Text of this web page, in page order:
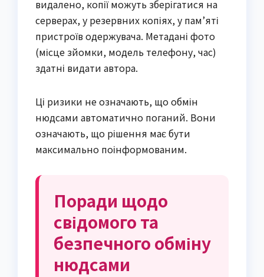
видалено, копії можуть зберігатися на
серверах, у резервних копіях, у пам’яті
пристроїв одержувача. Метадані фото
(місце зйомки, модель телефону, час)
здатні видати автора.
Ці ризики не означають, що обмін
нюдсами автоматично поганий. Вони
означають, що рішення має бути
максимально поінформованим.
Поради щодо
свідомого та
безпечного обміну
нюдсами